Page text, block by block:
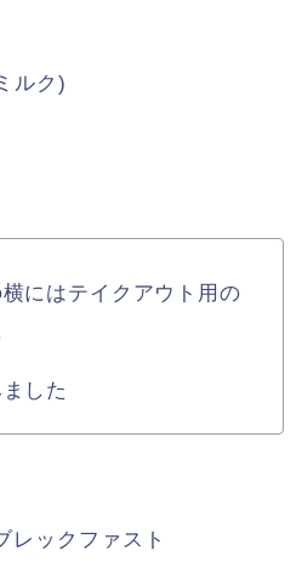
ルク)
にはテイクアウト用の
した
レックファスト